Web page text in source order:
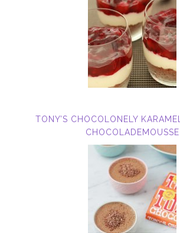
TONY’S CHOCOLONELY
CHOCOLADEMOUSSE